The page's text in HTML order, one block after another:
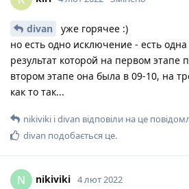
divan
уже горячее :)
но есть одно исключение - есть
результат которой на первом этапе
втором этапе она была в 09-10, на
как то так...
nikiviki іdivan відповіли на це
divan подобається це.
N nikiviki 4 лют 2022